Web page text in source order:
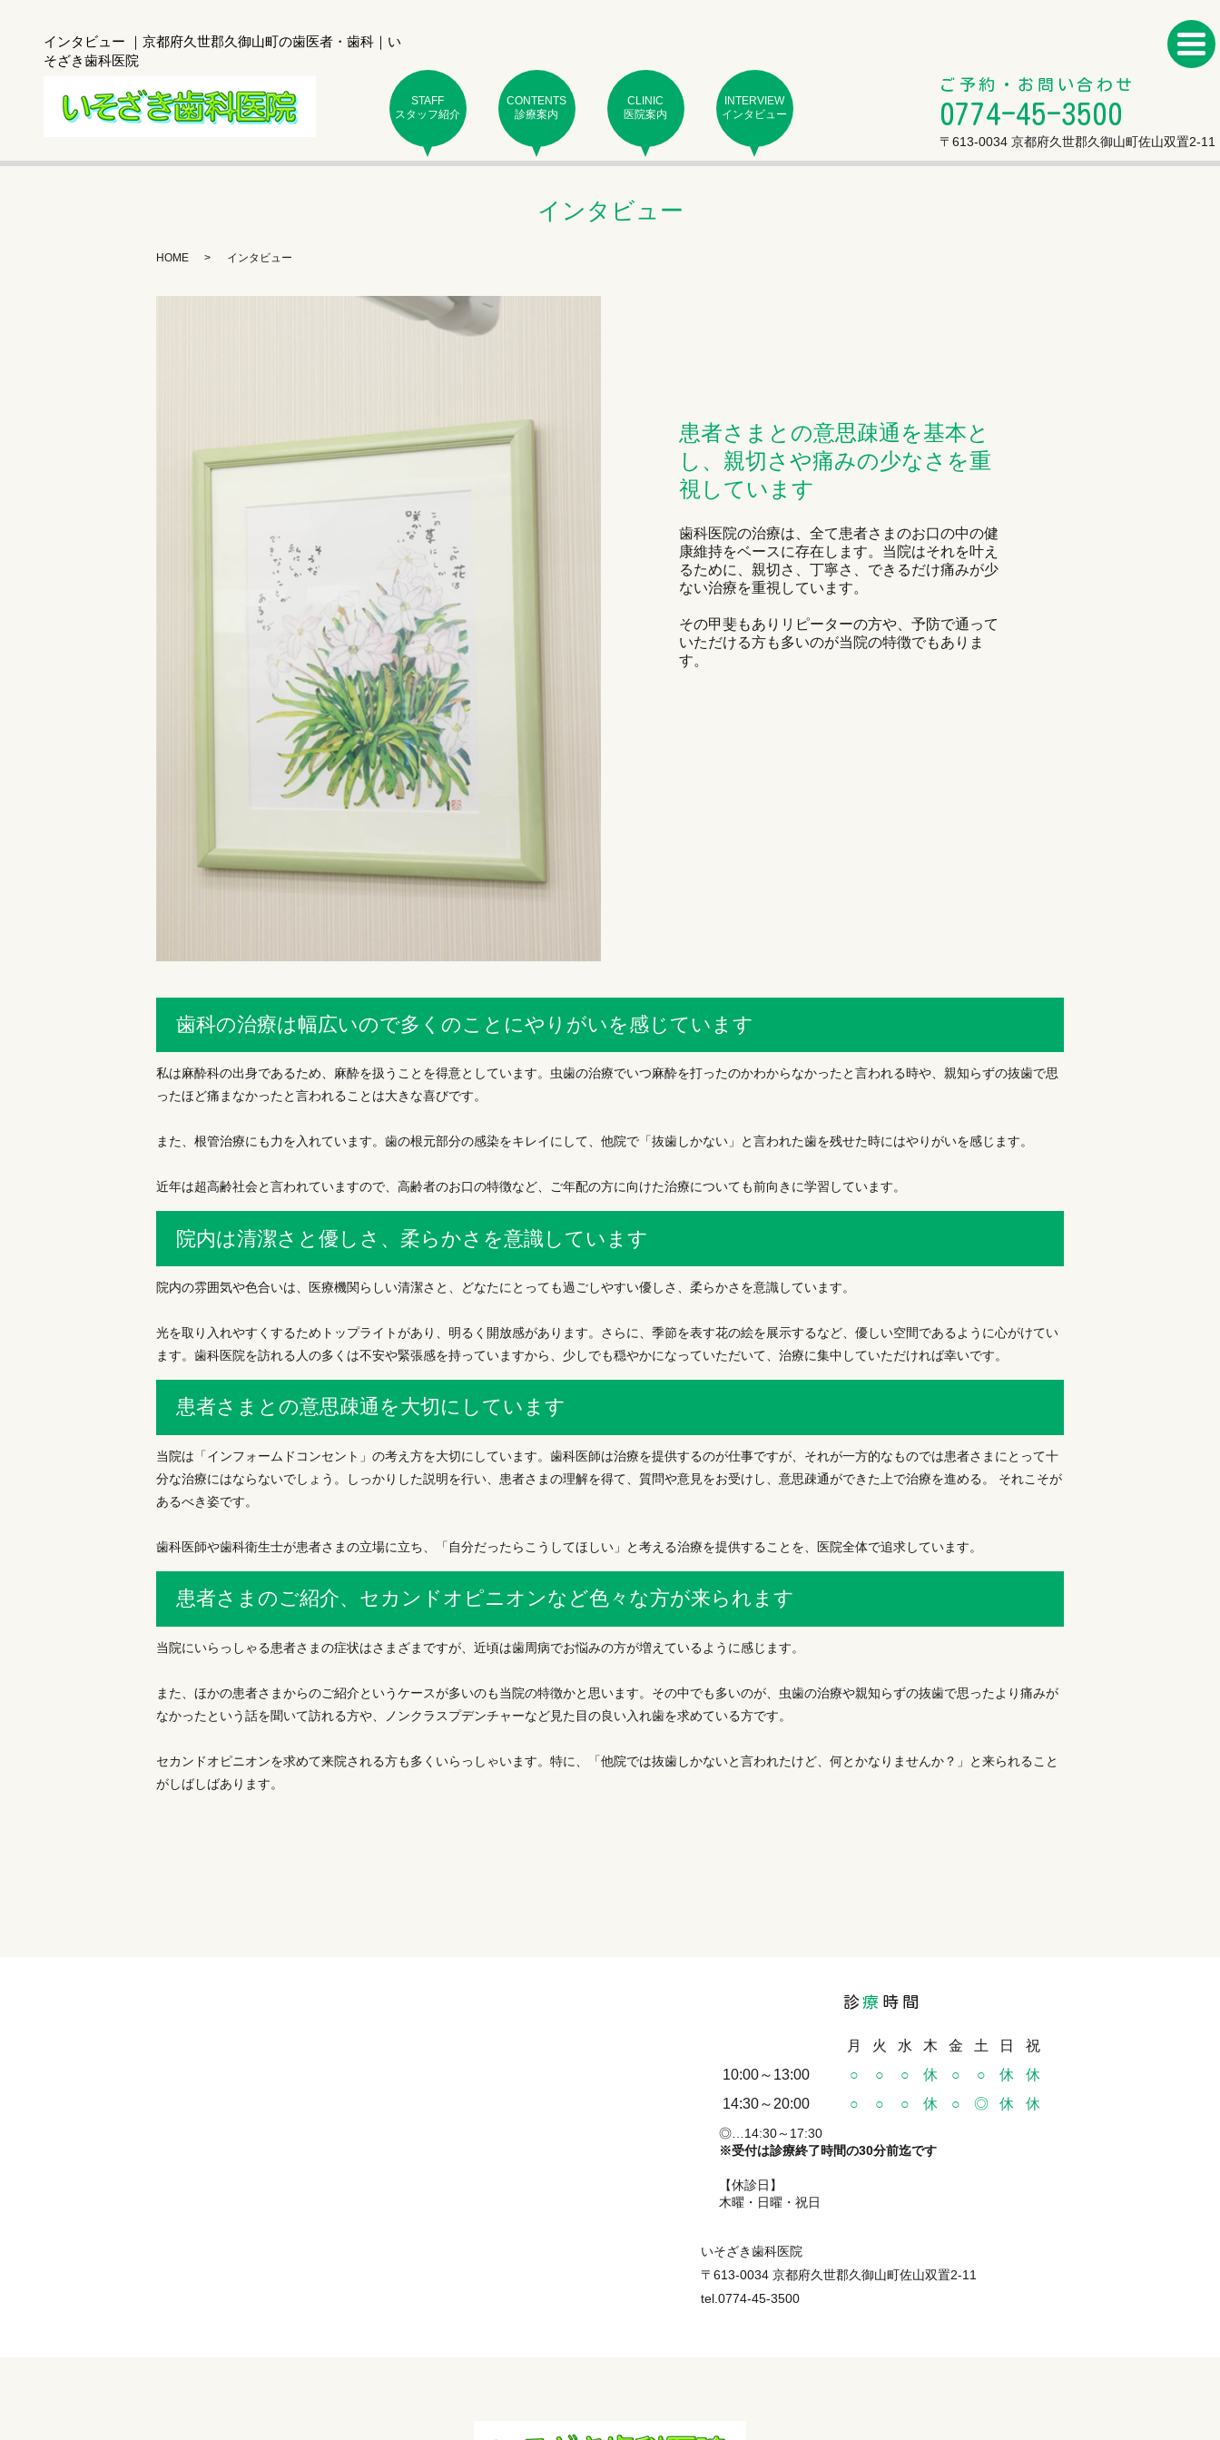
インタビュー ｜京都府久世郡久御山町の歯医者・歯科｜い
そざき歯科医院
STAFF
スタッフ紹介
CONTENTS
診療案内
CLINIC
医院案内
INTERVIEW
インタビュー
ご予約・お問い合わせ
0774-45-3500
〒613-0034 京都府久世郡久御山町佐山双置2-11
インタビュー
HOME インタビュー
患者さまとの意思疎通を基本と
し、親切さや痛みの少なさを重
視しています
歯科医院の治療は、全て患者さまのお口の中の健
康維持をベースに存在します。当院はそれを叶え
るために、親切さ、丁寧さ、できるだけ痛みが少
ない治療を重視しています。
その甲斐もありリピーターの方や、予防で通って
いただける方も多いのが当院の特徴でもありま
す。
歯科の治療は幅広いので多くのことにやりがいを感じています
私は麻酔科の出身であるため、麻酔を扱うことを得意としています。虫歯の治療でいつ麻酔を打ったのかわからなかったと言われる時や、親知らずの抜歯で思
ったほど痛まなかったと言われることは大きな喜びです。
また、根管治療にも力を入れています。歯の根元部分の感染をキレイにして、他院で「抜歯しかない」と言われた歯を残せた時にはやりがいを感じます。
近年は超高齢社会と言われていますので、高齢者のお口の特徴など、ご年配の方に向けた治療についても前向きに学習しています。
院内は清潔さと優しさ、柔らかさを意識しています
院内の雰囲気や色合いは、医療機関らしい清潔さと、どなたにとっても過ごしやすい優しさ、柔らかさを意識しています。
光を取り入れやすくするためトップライトがあり、明るく開放感があります。さらに、季節を表す花の絵を展示するなど、優しい空間であるように心がけてい
ます。歯科医院を訪れる人の多くは不安や緊張感を持っていますから、少しでも穏やかになっていただいて、治療に集中していただければ幸いです。
患者さまとの意思疎通を大切にしています
当院は「インフォームドコンセント」の考え方を大切にしています。歯科医師は治療を提供するのが仕事ですが、それが一方的なものでは患者さまにとって十
分な治療にはならないでしょう。しっかりした説明を行い、患者さまの理解を得て、質問や意見をお受けし、意思疎通ができた上で治療を進める。 それこそが
あるべき姿です。
歯科医師や歯科衛生士が患者さまの立場に立ち、「自分だったらこうしてほしい」と考える治療を提供することを、医院全体で追求しています。
患者さまのご紹介、セカンドオピニオンなど色々な方が来られます
当院にいらっしゃる患者さまの症状はさまざまですが、近頃は歯周病でお悩みの方が増えているように感じます。
また、ほかの患者さまからのご紹介というケースが多いのも当院の特徴かと思います。その中でも多いのが、虫歯の治療や親知らずの抜歯で思ったより痛みが
なかったという話を聞いて訪れる方や、ノンクラスプデンチャーなど見た目の良い入れ歯を求めている方です。
セカンドオピニオンを求めて来院される方も多くいらっしゃいます。特に、「他院では抜歯しかないと言われたけど、何とかなりませんか？」と来られること
がしばしばあります。
診療 時間
月 火 水 木 金 土 日
祝
10:00～13:00
○ ○ ○ 休 ○ ○ 休
休
14:30～20:00
○ ○ ○ 休 ○ ◎ 休 休
◎…14:30～17:30
※受付は診療終了時間の30分前迄です
【休診日】
木曜・日曜・祝日
いそざき歯科医院
〒613-0034 京都府久世郡久御山町佐山双置2-11
tel.0774-45-3500